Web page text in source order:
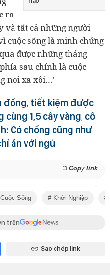
ra
và tất cả những người
cuộc sống là minh chứng
được những tháng
sau chính là cuộc
nơi xa xôi…"
đồng, tiết kiệm được
1,5 cây vàng, cô
Có chồng cũng như
ăn với ngủ
Copy link
Sống Khởi Nghiệp
trên
Sao chép link